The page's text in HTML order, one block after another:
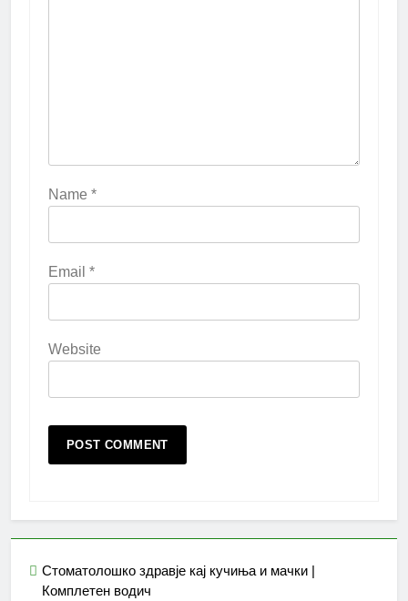
Name *
Email *
Website
Стоматолошко здравје кај кучиња и мачки |
Комплетен водич